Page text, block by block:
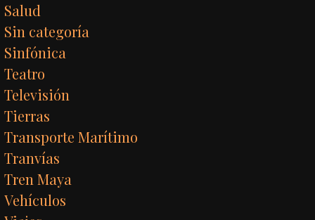
Salud
Sin categoría
Sinfónica
Teatro
Televisión
Tierras
Transporte Marítimo
Tranvías
Tren Maya
Vehículos